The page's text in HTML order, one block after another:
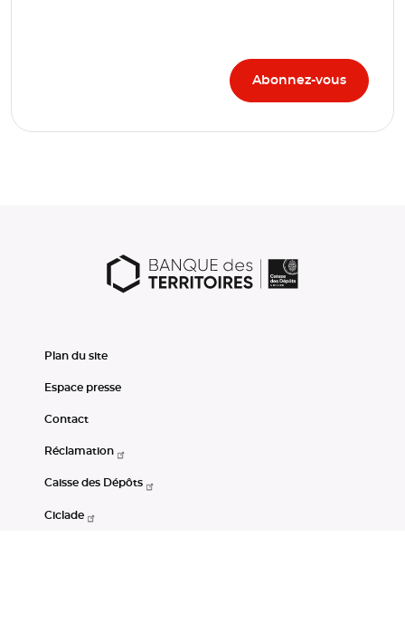
Plan du site
Espace presse
Contact
Réclamation
Caisse des Dépôts
Ciclade